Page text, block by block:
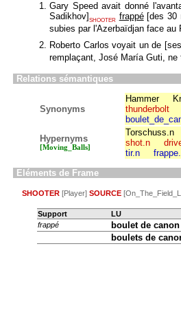
Gary Speed avait donné
Sadikhov] SHOOTER frappé [des 30
subies par l'Azerbaïdjan face
Roberto Carlos voyait un de [ses
remplaçant, José María Guti,
Relations sémantiques
Synonyms
Hammer
thunderbolt
Hypernyms
[Moving_Balls]
Torschuss.n
shot.n
tir.n
Eléments de Frame
SHOOTER [Player] SOURCE
Support
LU
frappé
boulet de canon
boulets de